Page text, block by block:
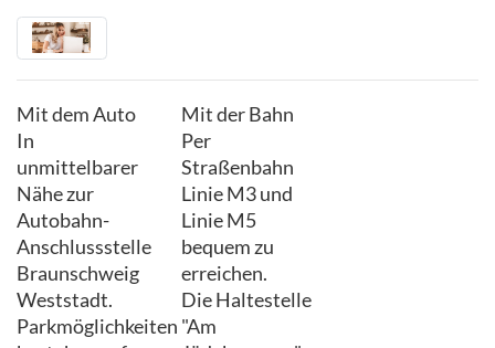
Mit dem Auto
In
unmittelbarer
Nähe zur
Autobahn-
Anschlussstelle
Braunschweig
Weststadt.
Parkmöglichkeiten
Mit der Bahn
Per
Straßenbahn
Linie M3 und
Linie M5
bequem zu
erreichen.
Die Haltestelle
"Am